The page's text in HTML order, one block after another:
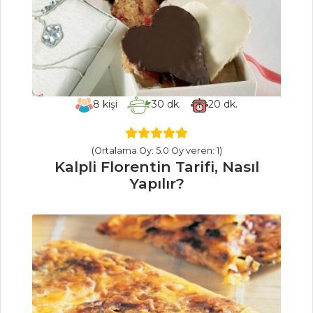
Makarna Tarifi,
Nasıl Yapılır?
Pilav ve Makarna
Tüm Tarifleri
Sebzeli Börek
Tarifi, Nasıl Yapılır?
Pratik Tava Böreği
Nasıl Yapılır?
Füme Etli Tart
Tarifi, Nasıl Yapılır?
Hamur İşleri Tüm
8 kişi 30 dk. 20 dk.
(Ortalama Oy: 5.0 Oy veren: 1)
Kalpli Florentin Tarifi, Nasıl
Yapılır?